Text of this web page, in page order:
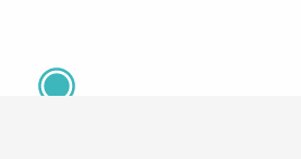
de Montpoupon
Céré-la-Ronde